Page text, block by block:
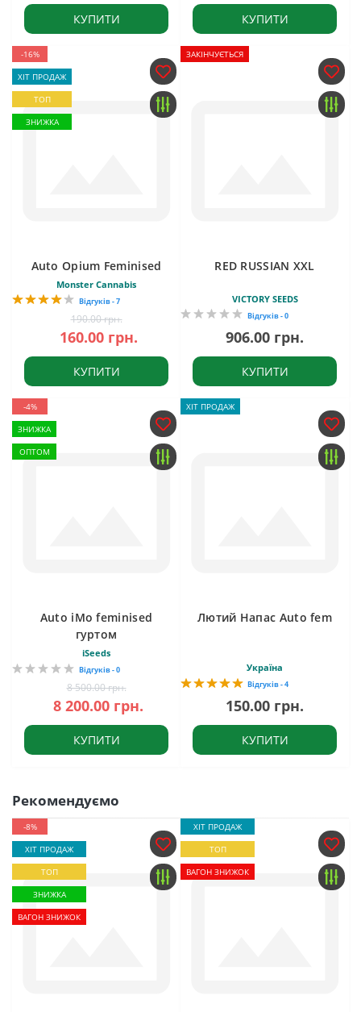
КУПИТИ КУПИТИ
-16%
ХІТ ПРОДАЖ
ТОП
ЗНИЖКА
Auto Opium Feminised
Monster Cannabis
Відгуків - 7
190.00 грн.
160.00 грн.
КУПИТИ
ЗАКІНЧУЄТЬСЯ
RED RUSSIAN XXL
VICTORY SEEDS
Відгуків - 0
906.00 грн.
КУПИТИ
-4%
ЗНИЖКА
ОПТОМ
Auto iMo feminised
гуртом
iSeeds
Відгуків - 0
8 500.00 грн.
8 200.00 грн.
КУПИТИ
ХІТ ПРОДАЖ
Лютий Напас Auto fem
Україна
Відгуків - 4
150.00 грн.
КУПИТИ
Рекомендуємо
-8%
ХІТ ПРОДАЖ
ТОП
ЗНИЖКА
ВАГОН ЗНИЖОК
ХІТ ПРОДАЖ
ТОП
ВАГОН ЗНИЖОК